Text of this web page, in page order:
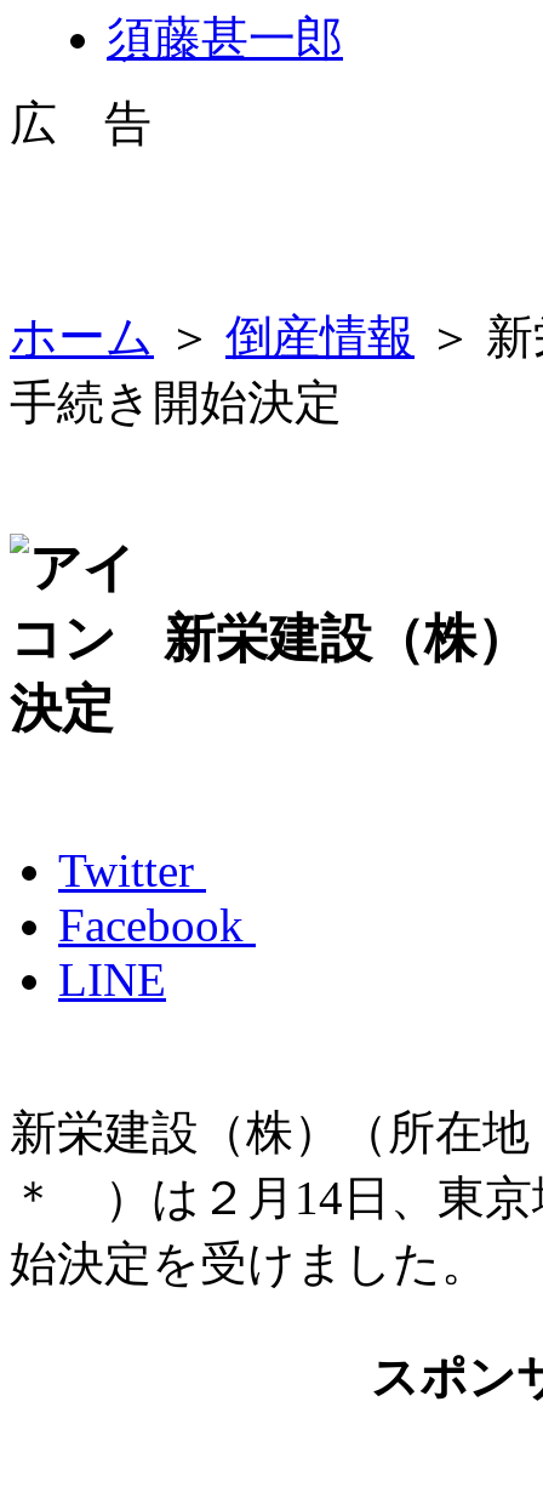
須藤甚一郎
広 告
ホーム ＞ 倒産情報 ＞
手続き開始決定
新栄建設（株
決定
Twitter
Facebook
LINE
新栄建設（株）（所在
＊ ）は２月14日、東
始決定を受けました。
スポン